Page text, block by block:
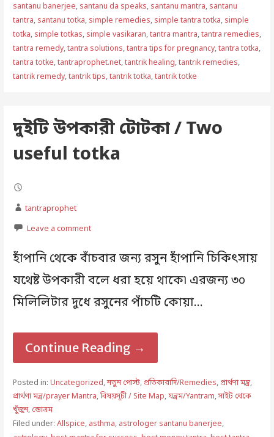
santanu banerjee, santanu da speaks, santanu mantra, santanu
tantra, santanu totka, simple remedies, simple tantra totka, simple
totka, simple totkas, simple vasikaran,tantra mantra,tantra remedies,
tantra remedy,tantra solutions,tantra tips for pregnancy,tantra totka,
tantra totke,tantraprophet.net,tantrik healing,tantrik remedies,
tantrik remedy,tantrik tips,tantrik totka,tantrik totke
দুইটি উপকারী টোটকা / Two
useful totka
tantraprophet
Leave a comment
হাঁপানি থেকে বাঁচবার জন্য রসুন হাঁপানি চিকিৎসায়
যথেষ্ট উপকারী বলে ধরা হয়ে থাকে৷ এরজন্য ৩০
মিলিলিটার দুধে রসুনের পাঁচটি কোয়া…
Continue Reading →
Posted in: Uncategorized,নতুন পোস্ট, প্রতিকারাদি/Remedies, প্রার্থণা মন্ত্র,
প্রার্থণা মন্ত্র/prayer Mantra,বিষয়সূচী / Site Map,যন্ত্রম/Yantram,সাইট থেকে
খুঁজুন, স্তোত্রম
Filed under: Allspice, asthma, astrologer santanu banerjee,